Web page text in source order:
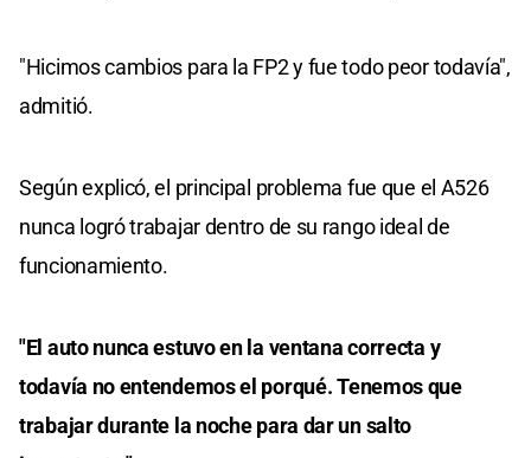
"Hicimos cambios para la FP2 y fue todo peor todavía",
admitió.
Según explicó, el principal problema fue que el A526
nunca logró trabajar dentro de su rango ideal de
funcionamiento.
"El auto nunca estuvo en la ventana correcta y
todavía no entendemos el porqué. Tenemos que
trabajar durante la noche para dar un salto